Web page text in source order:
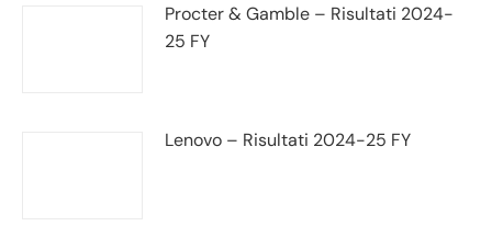
Procter & Gamble – Risultati 2024-
25 FY
Lenovo – Risultati 2024-25 FY